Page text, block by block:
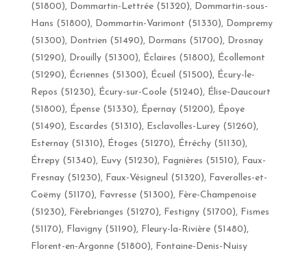
(51800), Dommartin-Lettrée (51320), Dommartin-sous-
Hans (51800), Dommartin-Varimont (51330), Dompremy
(51300), Dontrien (51490), Dormans (51700), Drosnay
(51290), Drouilly (51300), Éclaires (51800), Écollemont
(51290), Écriennes (51300), Écueil (51500), Écury-le-
Repos (51230), Écury-sur-Coole (51240), Élise-Daucourt
(51800), Épense (51330), Épernay (51200), Époye
(51490), Escardes (51310), Esclavolles-Lurey (51260),
Esternay (51310), Étoges (51270), Étréchy (51130),
Étrepy (51340), Euvy (51230), Fagnières (51510), Faux-
Fresnay (51230), Faux-Vésigneul (51320), Faverolles-et-
Coëmy (51170), Favresse (51300), Fère-Champenoise
(51230), Fèrebrianges (51270), Festigny (51700), Fismes
(51170), Flavigny (51190), Fleury-la-Rivière (51480),
Florent-en-Argonne (51800), Fontaine-Denis-Nuisy